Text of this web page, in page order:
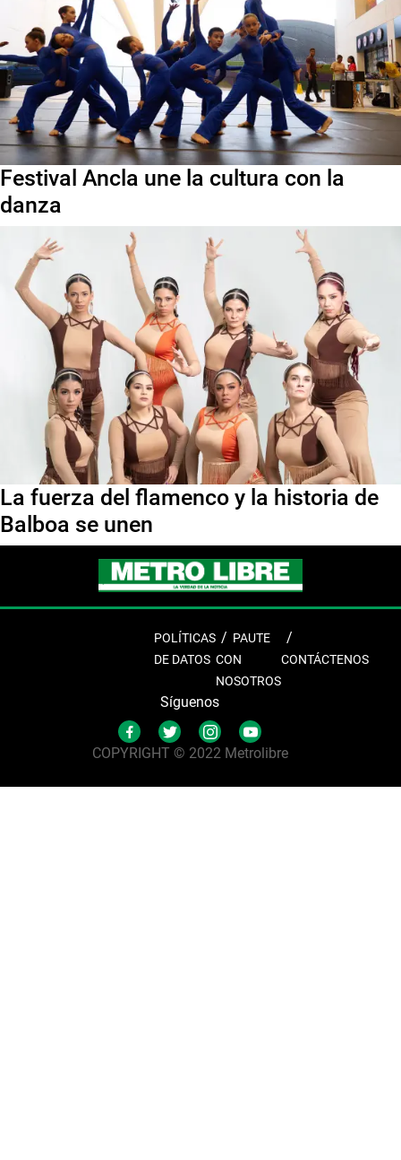
Festival Ancla une la cultura con la
danza
La fuerza del flamenco y la historia de
Balboa se unen
POLÍTICAS
DE DATOS
PAUTE
CON
NOSOTROS
CONTÁCTENOS
Síguenos
COPYRIGHT © 2022 Metrolibre